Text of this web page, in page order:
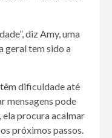
diz Amy, uma
geral tem sido a
dificuldade até
mensagens pode
ela procura acalmar
próximos passos.